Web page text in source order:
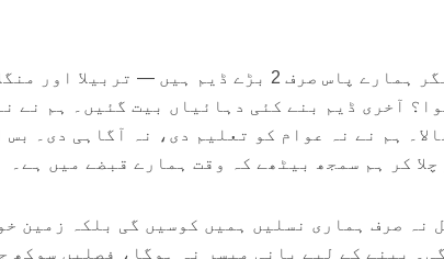
کہنے کو ہم 22 کروڑ کا ملک ہیں، مگر ہمارے پاس صرف 2 بڑے ڈیم ہیں — تربیلا اور
آخری ڈیم بنے کئی دہائیاں بیت گئیں۔ ہم نے
ہم نے نہ عوام کو تعلیم دی، نہ آگاہی دی۔ بس
کر ہم سمجھ بیٹھے کہ وقت ہمارے قبضے میں ہے۔
نہ صرف ہماری نسلیں ہمیں کوسیں گی بلکہ زمین
پینے کے لیے پانی میسر نہ ہوگا، فصلیں سوکھ